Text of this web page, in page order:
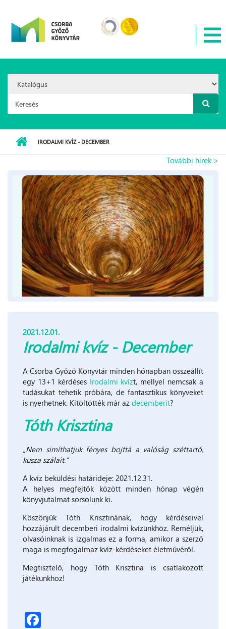
Option:
Keresés űrlap
IRODALMI KVÍZ - DECEMBER
További hírek >
2021.12.01.
Irodalmi kvíz - December
A Csorba Győző Könyvtár minden hónapban összeállít
egy 13+1 kérdéses Irodalmi kvízt, mellyel nemcsak a
tudásukat tehetik próbára, de fantasztikus könyveket
is nyerhetnek. Kitöltötték már az decemberit?
Tóth Krisztina
„Nem simíthatjuk fényes bojttá a valóság széttartó,
kusza szálait.”
A kvíz beküldési határideje: 2021.12.31.
A helyes megfejtők között minden hónap végén
könyvjutalmat sorsolunk ki.
Köszönjük Tóth Krisztinának, hogy kérdéseivel
hozzájárult decemberi irodalmi kvízünkhöz. Reméljük,
olvasóinknak is izgalmas ez a forma, amikor a szerző
maga is megfogalmaz kvíz-kérdéseket életművéről.
Megtisztelő, hogy Tóth Krisztina is csatlakozott
játékunkhoz!